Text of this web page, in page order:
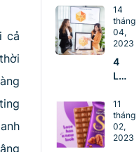
cả
nhà
lãnh
đạo
dựng
đội
vững
14
tháng
04,
2023
4
LÝ
NÊN
11
tháng
02,
2023